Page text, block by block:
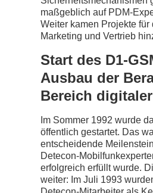
maßgeblich auf PDM-
Weiter kamen Projekte für
Marketing und Vertrieb
Start des D1-
Ausbau der
Bereich
Im Sommer 1992 wurde
öffentlich gestartet. Das
entscheidende
Detecon-
erfolgreich erfüllt wurde.
weiter: Im Juli 1993